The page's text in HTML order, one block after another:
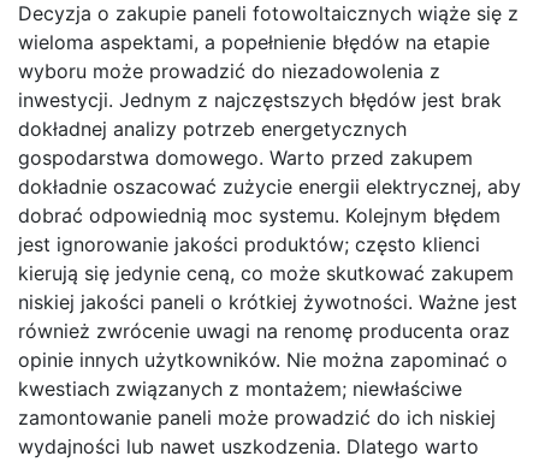
Decyzja o zakupie paneli fotowoltaicznych wiąże się z
wieloma aspektami, a popełnienie błędów na etapie
wyboru może prowadzić do niezadowolenia z
inwestycji. Jednym z najczęstszych błędów jest brak
dokładnej analizy potrzeb energetycznych
gospodarstwa domowego. Warto przed zakupem
dokładnie oszacować zużycie energii elektrycznej, aby
dobrać odpowiednią moc systemu. Kolejnym błędem
jest ignorowanie jakości produktów; często klienci
kierują się jedynie ceną, co może skutkować zakupem
niskiej jakości paneli o krótkiej żywotności. Ważne jest
również zwrócenie uwagi na renomę producenta oraz
opinie innych użytkowników. Nie można zapominać o
kwestiach związanych z montażem; niewłaściwe
zamontowanie paneli może prowadzić do ich niskiej
wydajności lub nawet uszkodzenia. Dlatego warto